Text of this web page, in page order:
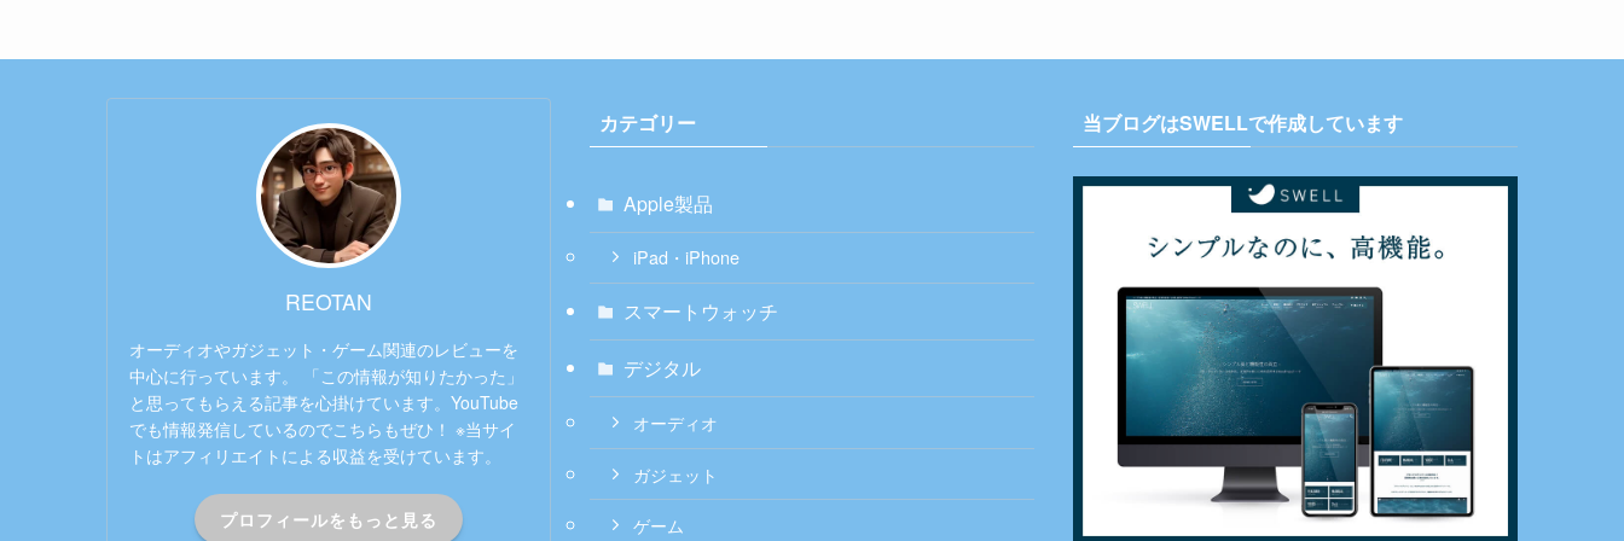
REOTAN
オーディオやガジェット・ゲーム関連のレビューを
中心に行っています。 「この情報が知りたかった」
と思ってもらえる記事を心掛けています。YouTube
でも情報発信しているのでこちらもぜひ！ ※当サイ
トはアフィリエイトによる収益を受けています。
プロフィールをもっと見る
カテゴリー
Apple製品
iPad・iPhone
スマートウォッチ
デジタル
オーディオ
ガジェット
ゲーム
当ブログはSWELLで作成しています